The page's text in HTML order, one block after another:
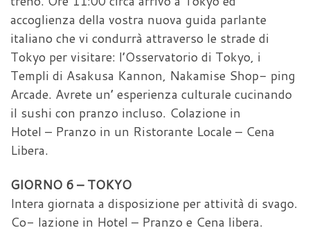
accoglienza della vostra nuova guida parlante
italiano che vi condurrà attraverso le strade di
Tokyo per visitare: l’Osservatorio di Tokyo, i
Templi di Asakusa Kannon, Nakamise Shop- ping
Arcade. Avrete un’ esperienza culturale cucinando
il sushi con pranzo incluso. Colazione in
Hotel – Pranzo in un Ristorante Locale – Cena
Libera.
GIORNO 6 – TOKYO
Intera giornata a disposizione per attività di svago.
Co- lazione in Hotel – Pranzo e Cena libera.